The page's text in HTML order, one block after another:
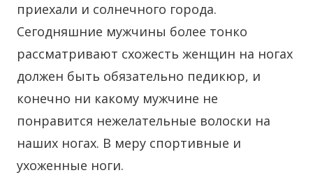
приехали и солнечного города.
Сегодняшние мужчины более тонко
рассматривают схожесть женщин на ногах
должен быть обязательно педикюр, и
конечно ни какому мужчине не
понравится нежелательные волоски на
наших ногах. В меру спортивные и
ухоженные ноги.